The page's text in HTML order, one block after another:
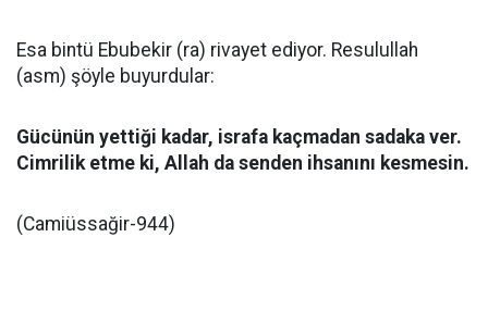
Esa bintü Ebubekir (ra) rivayet ediyor. Resulullah
(asm) şöyle buyurdular:
Gücünün yettiği kadar, israfa kaçmadan sadaka ver.
Cimrilik etme ki, Allah da senden ihsanını kesmesin.
(Camiüssağir-944)